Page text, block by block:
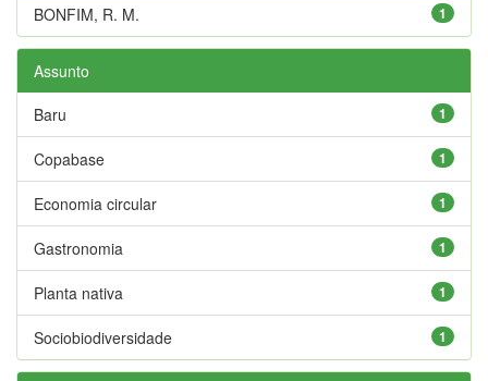
1
BONFIM, R. M.
Assunto
1
Baru
1
Copabase
1
Economia circular
1
Gastronomia
1
Planta nativa
1
Sociobiodiversidade